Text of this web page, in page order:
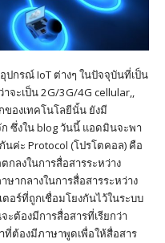
ปกรณ์ IoT ต่างๆ ในปัจจุบันที่เป็น
ะเป็น 2G/3G/4G cellular,,
ของเทคโนโลยีนั้น ยังมี
ซึ่งใน blog วันนี้ แอดมินจะพา
ค่ะ Protocol (โปรโตคอล) คือ
ลงในการสื่อสารระหว่าง
ากลางในการสื่อสารระหว่าง
อร์ที่ถูกเชื่อมโยงกันไว้ในระบบ
ต้องมีการสื่อสารที่เรียกว่า
ที่ต้องมีภาษาพูดเพื่อให้สื่อสาร